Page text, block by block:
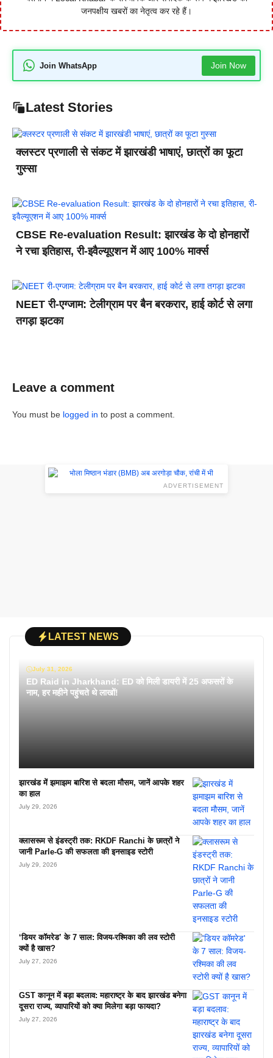
जनपक्षीय खबरों का नेतृत्व कर रहे हैं।
Join WhatsApp Join Now
Latest Stories
क्लस्टर प्रणाली से संकट में झारखंडी भाषाएं, छात्रों का फूटा
गुस्सा
CBSE Re-evaluation Result: झारखंड के दो होनहारों
ने रचा इतिहास, री-इवैल्यूएशन में आए 100% मार्क्स
NEET री-एग्जाम: टेलीग्राम पर बैन बरकरार, हाई कोर्ट से लगा
तगड़ा झटका
Leave a comment
You must be logged in to post a comment.
ADVERTISEMENT
LATEST NEWS
July 31, 2026
ED Raid in Jharkhand: ED को मिली डायरी में 25 अफसरों के
नाम, हर महीने पहुंचते थे लाखों!
झारखंड में झमाझम बारिश से बदला मौसम, जानें आपके शहर
का हाल
July 29, 2026
क्लासरूम से इंडस्ट्री तक: RKDF Ranchi के छात्रों ने
जानी Parle-G की सफलता की इनसाइड स्टोरी
July 29, 2026
‘डियर कॉमरेड’ के 7 साल: विजय-रश्मिका की लव स्टोरी
क्यों है खास?
July 27, 2026
GST कानून में बड़ा बदलाव: महाराष्ट्र के बाद झारखंड बनेगा
दूसरा राज्य, व्यापारियों को क्या मिलेगा बड़ा फायदा?
July 27, 2026